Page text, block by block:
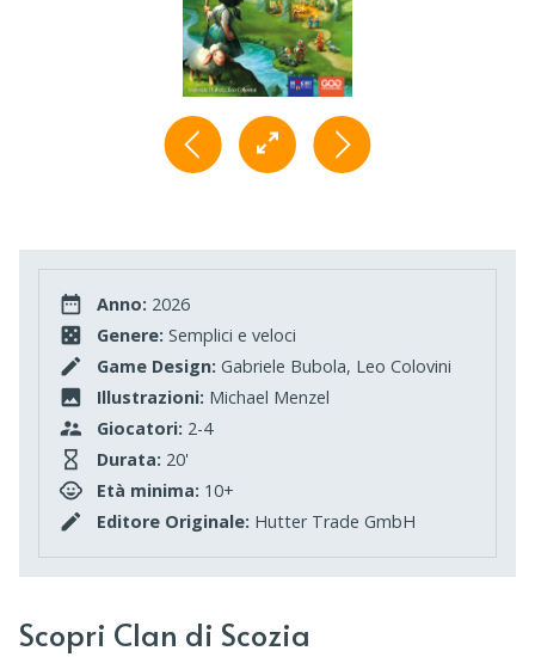
Anno: 2026
Genere: Semplici e veloci
Game Design: Gabriele Bubola, Leo Colovini
Illustrazioni: Michael Menzel
Giocatori: 2-4
Durata: 20'
Età minima: 10+
Editore Originale: Hutter Trade GmbH
Scopri Clan di Scozia